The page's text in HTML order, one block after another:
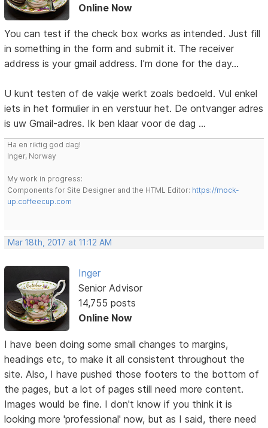
Online Now
You can test if the check box works as intended. Just fill
in something in the form and submit it. The receiver
address is your gmail address. I'm done for the day...
U kunt testen of de vakje werkt zoals bedoeld. Vul enkel
iets in het formulier in en verstuur het. De ontvanger adres
is uw Gmail-adres. Ik ben klaar voor de dag ...
Ha en riktig god dag!
Inger, Norway
My work in progress:
Components for Site Designer and the HTML Editor: https://mock-
up.coffeecup.com
Mar 18th, 2017 at 11:12 AM
Inger
Senior Advisor
14,755 posts
Online Now
I have been doing some small changes to margins,
headings etc, to make it all consistent throughout the
site. Also, I have pushed those footers to the bottom of
the pages, but a lot of pages still need more content.
Images would be fine. I don't know if you think it is
looking more 'professional' now, but as I said, there need